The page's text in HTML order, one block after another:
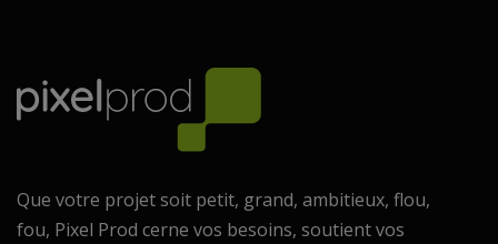
Que votre projet soit petit, grand, ambitieux, flou,
fou, Pixel Prod cerne vos besoins, soutient vos